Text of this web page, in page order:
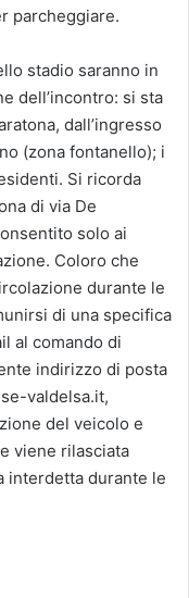
parcheggiare.
stadio saranno in
dell’incontro: si sta
dall’ingresso
(zona fontanello); i
Si ricorda
di via De
solo ai
Coloro che
durante le
di una specifica
al comando di
indirizzo di posta
valdelsa.it,
del veicolo e
viene rilasciata
interdetta durante le